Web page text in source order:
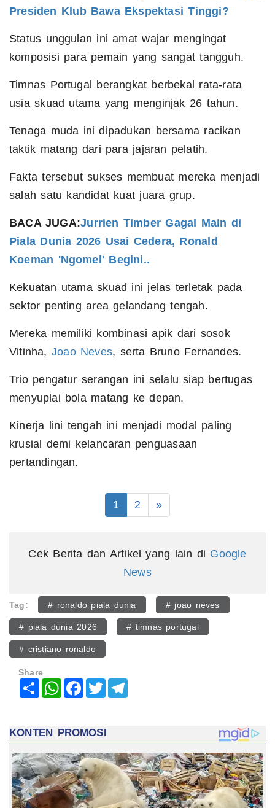
Presiden Klub Bawa Ekspektasi Tinggi?
Status unggulan ini amat wajar mengingat
komposisi para pemain yang sangat tangguh.
Timnas Portugal berangkat berbekal rata-rata
usia skuad utama yang menginjak 26 tahun.
Tenaga muda ini dipadukan bersama racikan
taktik matang dari para jajaran pelatih.
Fakta tersebut sukses membuat mereka menjadi
salah satu kandidat kuat juara grup.
BACA JUGA:Jurrien Timber Gagal Main di
Piala Dunia 2026 Usai Cedera, Ronald
Koeman 'Ngomel' Begini..
Kekuatan utama skuad ini jelas terletak pada
sektor penting area gelandang tengah.
Mereka memiliki kombinasi apik dari sosok
Vitinha, Joao Neves, serta Bruno Fernandes.
Trio pengatur serangan ini selalu siap bertugas
menyuplai bola matang ke depan.
Kinerja lini tengah ini menjadi modal paling
krusial demi kelancaran penguasaan
pertandingan.
1 2 »
Cek Berita dan Artikel yang lain di Google
News
Tag: # ronaldo piala dunia # joao neves
# piala dunia 2026 # timnas portugal
# cristiano ronaldo
Share
Share WhatsAppFacebook
Twitter